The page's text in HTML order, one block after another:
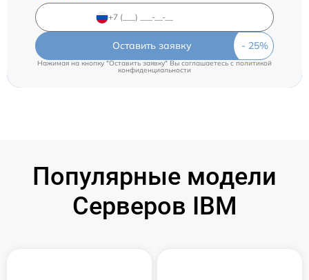
Оставить заявку
Нажимая на кнопку "Оставить заявку" Вы соглашаетесь cполитикой
конфиденциальности
Популярные модели
Серверов IBM